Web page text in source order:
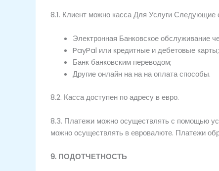
8.1. Клиент можно кассаДля УслугиСледующие
Электронная Банковское обслуживание
PayPal или кредитные и дебетовые карты;
Банк банковским переводом;
Другиеонлайн нананаоплатаспособы.
8.2. Кассадоступен по адресу в евро.
8.3. Платежи можно осуществлять с помощью
можно осуществлять в евровалюте. Платежи
9. ПОДОТЧЕТНОСТЬ